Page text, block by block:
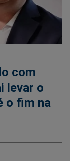
com
levar o
o fim na